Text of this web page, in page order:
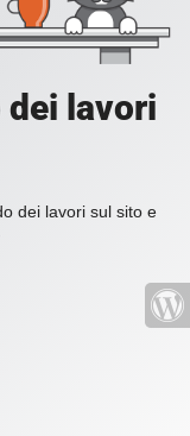
lavori
dei lavori sul sito e